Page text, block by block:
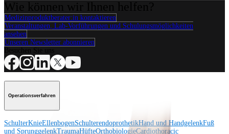
Medizinproduktberater:in kontaktieren
Veranstaltungen, Lab-Vorführungen und Schulungsmöglichkeiten
ansehen
Unseren Newsletter abonnieren
Operationsverfahren
SchulterKnieEllenbogenSchulterendoprothetikHand und HandgelenkFuß
und SprunggelenkTraumaHüfteOrthobiologieCardiothoracic